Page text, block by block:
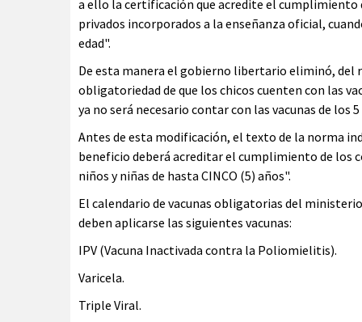
a ello la certificación que acredite el
privados incorporados a la enseñanza oficial,
edad".
De esta manera el gobierno libertario eliminó,
obligatoriedad de que los chicos cuenten con las
ya no será necesario contar con las vacunas de los 5
Antes de esta modificación, el texto de la norma
beneficio deberá acreditar el cumplimiento de los
niños y niñas de hasta CINCO (5) años".
El calendario de vacunas obligatorias del
deben aplicarse las siguientes vacunas:
IPV (Vacuna Inactivada contra la Poliomielitis).
Varicela.
Triple Viral.